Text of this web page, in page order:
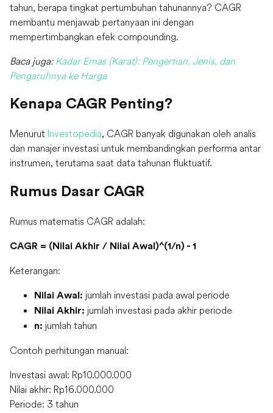
tahun, berapa tingkat pertumbuhan tahunannya? CAGR
membantu menjawab pertanyaan ini dengan
mempertimbangkan efek compounding.
Baca juga: Kadar Emas (Karat): Pengertian, Jenis, dan
Pengaruhnya ke Harga
Kenapa CAGR Penting?
Menurut Investopedia, CAGR banyak digunakan oleh analis
dan manajer investasi untuk membandingkan performa antar
instrumen, terutama saat data tahunan fluktuatif.
Rumus Dasar CAGR
Rumus matematis CAGR adalah:
CAGR = (Nilai Akhir / Nilai Awal)^(1/n) - 1
Keterangan:
Nilai Awal: jumlah investasi pada awal periode
Nilai Akhir: jumlah investasi pada akhir periode
n: jumlah tahun
Contoh perhitungan manual:
Investasi awal: Rp10.000.000
Nilai akhir: Rp16.000.000
Periode: 3 tahun